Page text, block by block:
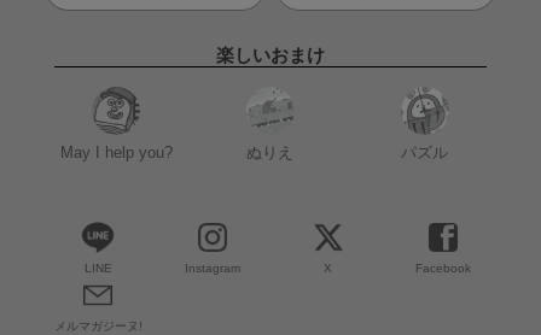
楽しいおまけ
May I help you? ぬりえ パズル
LINE Instagram X Facebook
メルマガジーヌ!